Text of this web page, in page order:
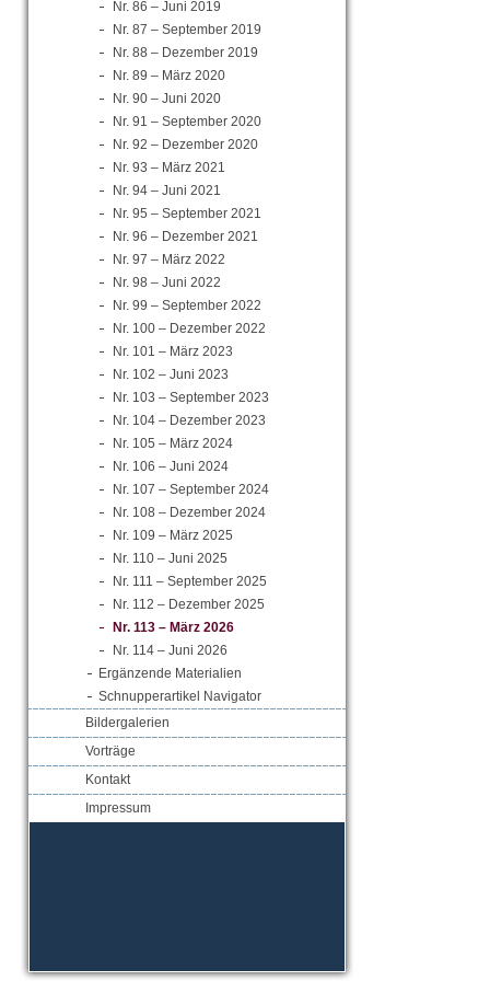
Nr. 86 – Juni 2019
Nr. 87 – September 2019
Nr. 88 – Dezember 2019
Nr. 89 – März 2020
Nr. 90 – Juni 2020
Nr. 91 – September 2020
Nr. 92 – Dezember 2020
Nr. 93 – März 2021
Nr. 94 – Juni 2021
Nr. 95 – September 2021
Nr. 96 – Dezember 2021
Nr. 97 – März 2022
Nr. 98 – Juni 2022
Nr. 99 – September 2022
Nr. 100 – Dezember 2022
Nr. 101 – März 2023
Nr. 102 – Juni 2023
Nr. 103 – September 2023
Nr. 104 – Dezember 2023
Nr. 105 – März 2024
Nr. 106 – Juni 2024
Nr. 107 – September 2024
Nr. 108 – Dezember 2024
Nr. 109 – März 2025
Nr. 110 – Juni 2025
Nr. 111 – September 2025
Nr. 112 – Dezember 2025
Nr. 113 – März 2026
Nr. 114 – Juni 2026
Ergänzende Materialien
Schnupperartikel Navigator
Bildergalerien
Vorträge
Kontakt
Impressum